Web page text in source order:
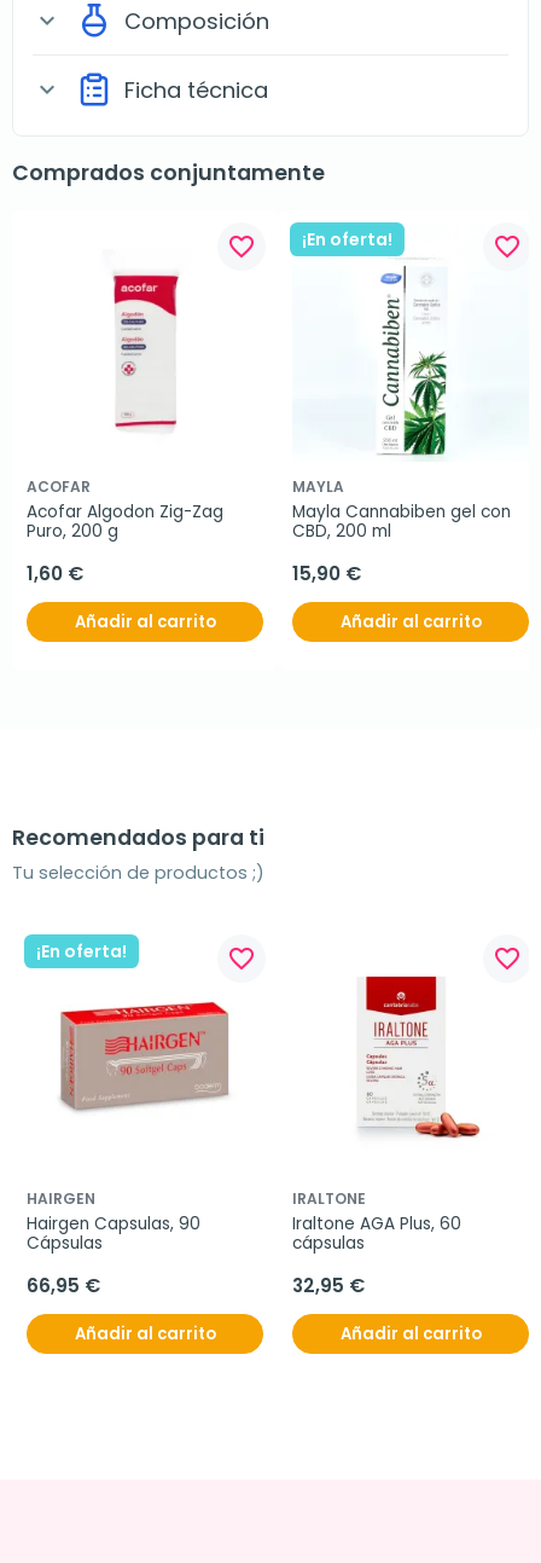
expand_more Composición
expand_more Ficha técnica
Comprados conjuntamente
favorite_border
ACOFAR
Acofar Algodon Zig-Zag
Puro, 200 g
1,60 €
Añadir al carrito
¡En oferta! favorite_border
MAYLA
Mayla Cannabiben gel con
CBD, 200 ml
15,90 €
Añadir al carrito
Recomendados para ti
Tu selección de productos ;)
¡En oferta! favorite_border
HAIRGEN
Hairgen Capsulas, 90
Cápsulas
66,95 €
Añadir al carrito
favorite_border
IRALTONE
Iraltone AGA Plus, 60
cápsulas
32,95 €
Añadir al carrito